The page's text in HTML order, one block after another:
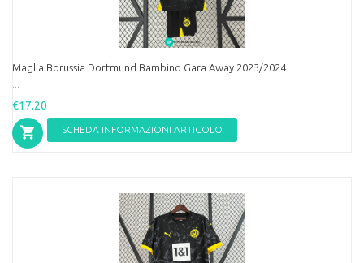
Maglia Borussia Dortmund Bambino Gara Away 2023/2024
€17.20
SCHEDA INFORMAZIONI ARTICOLO